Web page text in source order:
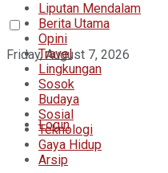
Friday, August 7, 2026
Login
Liputan Mendalam
Berita Utama
Opini
Travel
Lingkungan
Sosok
Budaya
Sosial
Teknologi
Gaya Hidup
Arsip